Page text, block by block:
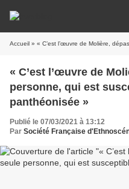
Accueil » « C’est l’œuvre de Molière, dépassant sa
« C’est l’œuvre de
personne, qui est
panthéonisée »
Publié le 07/03/2021 à 13:12
Par Société Française